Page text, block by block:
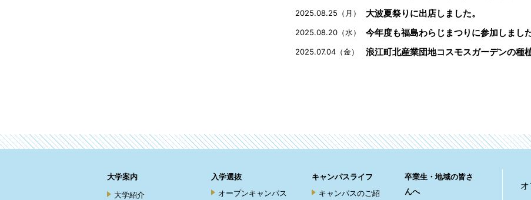
2025.08.25（月） 大波夏祭りに出店しました。
2025.08.20（水） 今年度も福島わらじまつりに参加しまし
2025.07.04（金） 浪江町北産業団地コスモスガーデンの種
大学案内
大学紹介
入学選抜
オープンキャンパス
キャンパスライフ
キャンパスのご紹
卒業生・地域の皆さ
んへ